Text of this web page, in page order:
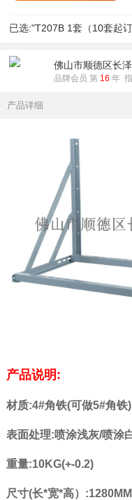
已选:"T207B 1套（10套起
佛山市顺德区长
品牌会员 第 16 年
产品详细
产品说明:
材质:4#角铁(可做5#角铁)
表面处理:喷涂浅灰/喷涂
重量:10KG(+-0.2)
尺寸(长*宽*高）